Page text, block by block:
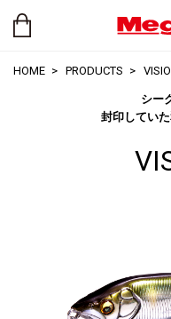
HOME PRODUCTS
シー
封印してい